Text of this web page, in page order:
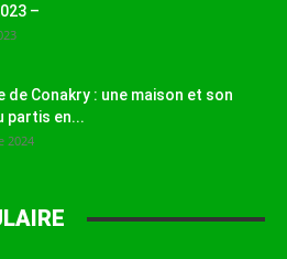
–
de Conakry : une maison et son
partis en...
2024